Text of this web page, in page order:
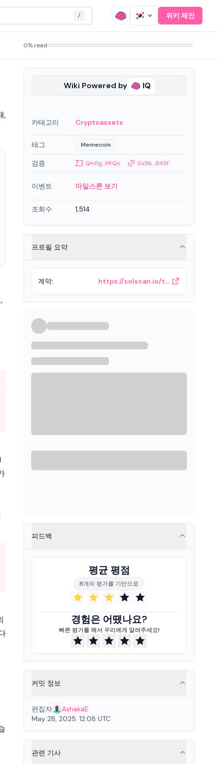
/ 위키 제안
0% read
,
Wiki Powered by IQ
카테고리 Cryptoassets
태그 Memecoin
검증 QmRg...MfQo 0x9b...849f
이벤트 마일스톤 보기
조회수 1,514
프로필 요약
계약: https://solscan.io/token/HRw8mqK8N3ASKFKJGMJpy4FodwR3GKvCFKPDQNqUNuEP
피드백
평균 평점
8개의 평가를 기반으로
경험은 어땠나요?
빠른 평가를 해서 우리에게 알려주세요!
커밋 정보
편집자
AshakaE
May 28, 2025. 12:08 UTC
관련 기사